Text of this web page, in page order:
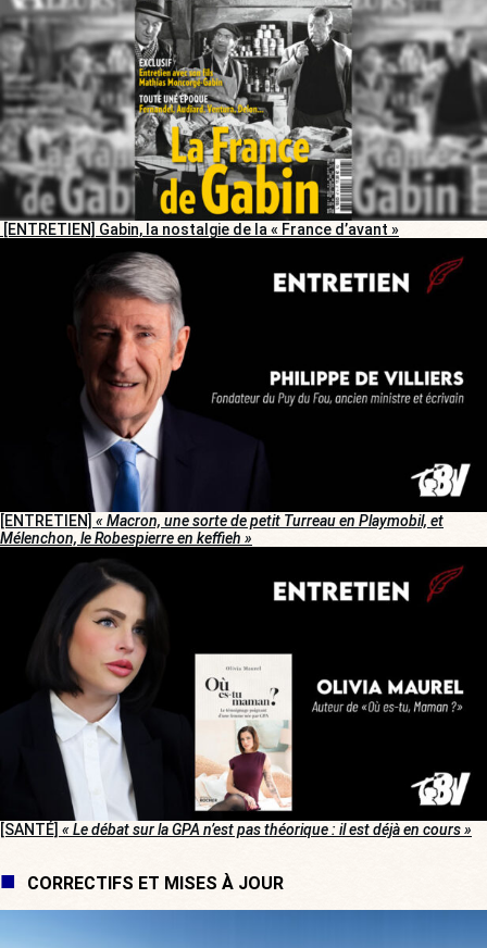
[ENTRETIEN] Gabin, la nostalgie de la « France d’avant »
[ENTRETIEN] « Macron, une sorte de petit Turreau en Playmobil, et
Mélenchon, le Robespierre en keffieh »
[SANTÉ] « Le débat sur la GPA n’est pas théorique : il est déjà en cours »
CORRECTIFS ET MISES À JOUR